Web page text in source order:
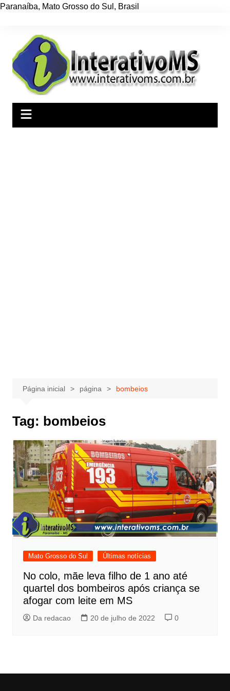
Paranaíba, Mato Grosso do Sul , Brasil
conteúdo
Página inicial página bombeios
Tag: bombeios
Mato Grosso do Sul Últimas notícias
No colo, mãe leva filho de 1 ano até
quartel dos bombeiros após criança se
afogar com leite em MS
Da redacao 20 de julho de 2022 0